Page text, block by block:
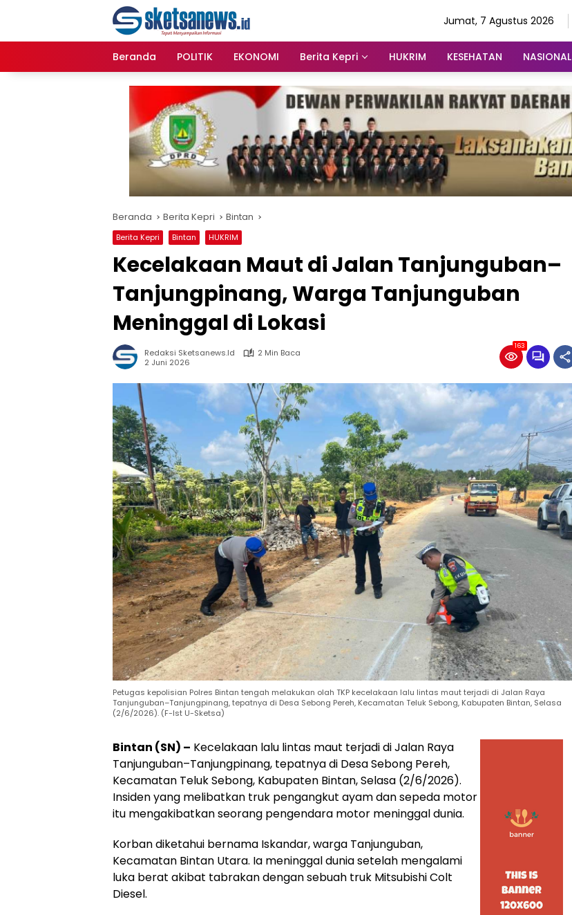
Jumat, 7 Agustus 2026
Beranda POLITIK EKONOMI Berita Kepri HUKRIM KESEHATAN NASIONAL
Beranda Berita Kepri Bintan
Berita Kepri Bintan HUKRIM
Kecelakaan Maut di Jalan Tanjunguban–
Tanjungpinang, Warga Tanjunguban
Meninggal di Lokasi
Redaksi Sketsanews.id
2 Min Baca
2 Juni 2026
163
Petugas kepolisian Polres Bintan tengah melakukan olah TKP kecelakaan lalu lintas maut terjadi di Jalan Raya
Tanjunguban–Tanjungpinang, tepatnya di Desa Sebong Pereh, Kecamatan Teluk Sebong, Kabupaten Bintan, Selasa
(2/6/2026). (F-Ist U-Sketsa)
Bintan (SN) – Kecelakaan lalu lintas maut terjadi di Jalan Raya
Tanjunguban–Tanjungpinang, tepatnya di Desa Sebong Pereh,
Kecamatan Teluk Sebong, Kabupaten Bintan, Selasa (2/6/2026).
Insiden yang melibatkan truk pengangkut ayam dan sepeda motor
itu mengakibatkan seorang pengendara motor meninggal dunia.
Korban diketahui bernama Iskandar, warga Tanjunguban,
Kecamatan Bintan Utara. Ia meninggal dunia setelah mengalami
luka berat akibat tabrakan dengan sebuah truk Mitsubishi Colt
Diesel.